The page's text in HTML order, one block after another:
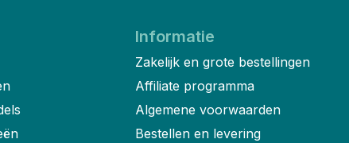
Informatie
Zakelijk en grote bestellingen
Affiliate programma
Algemene voorwaarden
Bestellen en levering